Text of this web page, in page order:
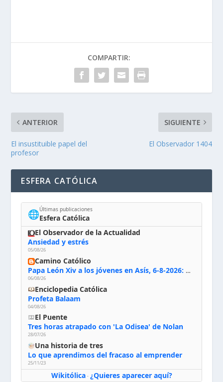
COMPARTIR:
ANTERIOR
El insustituible papel del
profesor
SIGUIENTE
El Observador 1404
ESFERA CATÓLICA
🌐Últimas publicaciones
Esfera Católica
El Observador de la Actualidad
Ansiedad y estrés
05/08/26
Camino Católico
Papa León Xiv a los jóvenes en Asís, 6-8-2026: «De san Francisco aprendan la radicalidad evangélica: no los vuelve ciegos ni violentos, sino sensibles, atentos, siempre en el seguimiento de Jesús, humildes y acogiendo a todos»
06/08/26
Enciclopedia Católica
Profeta Balaam
04/08/26
El Puente
Tres horas atrapado con 'La Odisea' de Nolan
28/07/26
Una historia de tres
Lo que aprendimos del fracaso al emprender
25/11/23
Wikitólica· ¿Quieres aparecer aquí?